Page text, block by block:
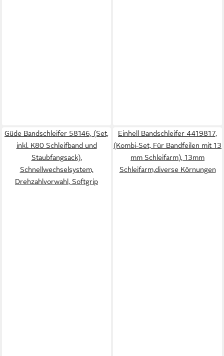
Güde Bandschleifer 58146, (Set,
inkl. K80 Schleifband und
Staubfangsack),
Schnellwechselsystem,
Drehzahlvorwahl, Softgrip
Einhell Bandschleifer 4419817,
(Kombi-Set, Für Bandfeilen mit 13
mm Schleifarm), 13mm
Schleifarm,diverse Körnungen